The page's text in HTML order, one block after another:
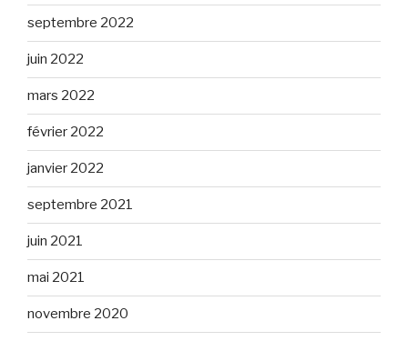
septembre 2022
juin 2022
mars 2022
février 2022
janvier 2022
septembre 2021
juin 2021
mai 2021
novembre 2020